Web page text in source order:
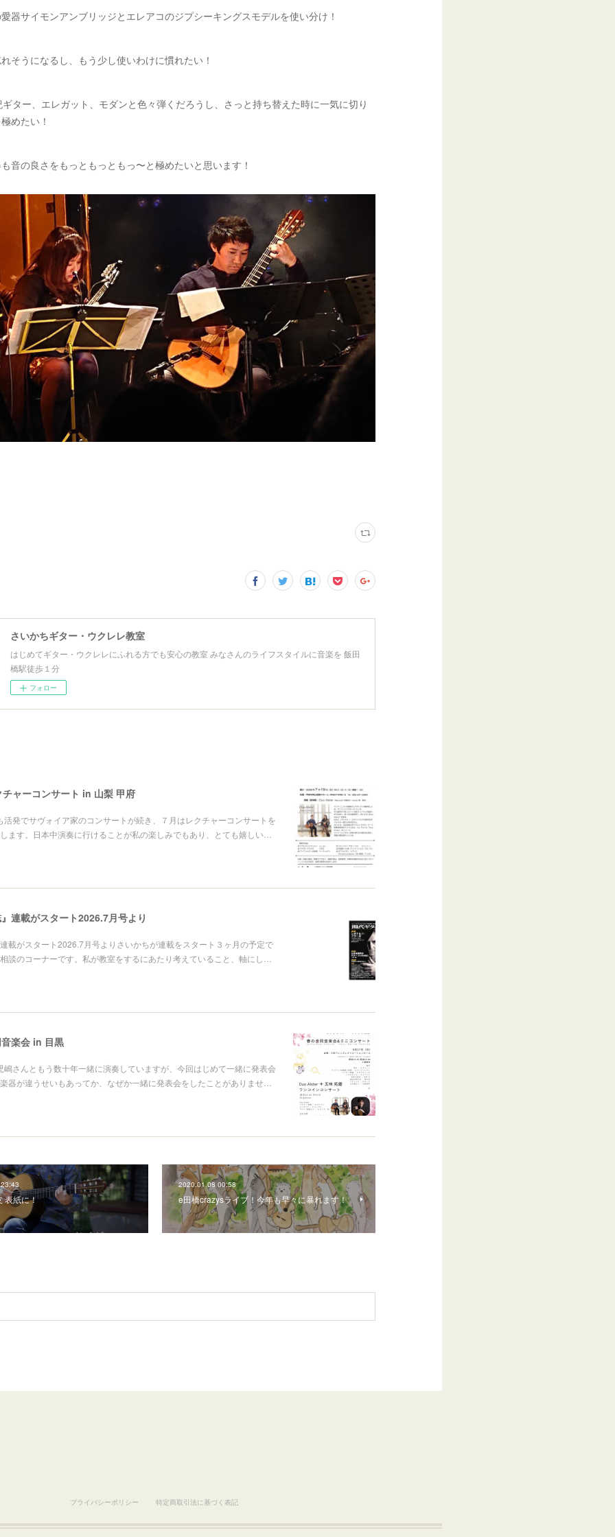
器サイモンアンブリッジとエレアコのジプシーキングスモデルを使い分け！
そうになるし、もう少し使いわけに慣れたい！
ター、エレガット、モダンと色々弾くだろうし、さっと持ち替えた時に一気に切り
めたい！
音の良さをもっともっともっ〜と極めたいと思います！
さいかちギター・ウクレレ教室
はじめてギター・ウクレレにふれる方でも安心の教室 みなさんのライフスタイルに音楽を 飯田
橋駅徒歩１分
フォロー
ャーコンサート in 山梨 甲府
発でサヴォイア家のコンサートが続き、７月はレクチャーコンサートを
ます。日本中演奏に行けることが私の楽しみでもあり、とても嬉しい…
連載がスタート2026.7月号より
載がスタート2026.7月号よりさいかちが連載をスタート３ヶ月の予定で
談のコーナーです。私が教室をするにあたり考えていること、軸にし…
楽会 in 目黒
さんともう数十年一緒に演奏していますが、今回はじめて一緒に発表会
器が違うせいもあってか、なぜか一緒に発表会をしたことがありませ…
表紙に！
2020.01.08 00:58
e田橋crazysライブ！今年も早々に暴れます！
プライバシーポリシー 特定商取引法に基づく表記